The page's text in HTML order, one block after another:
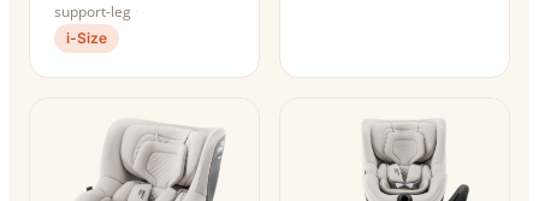
support-leg
i-Size